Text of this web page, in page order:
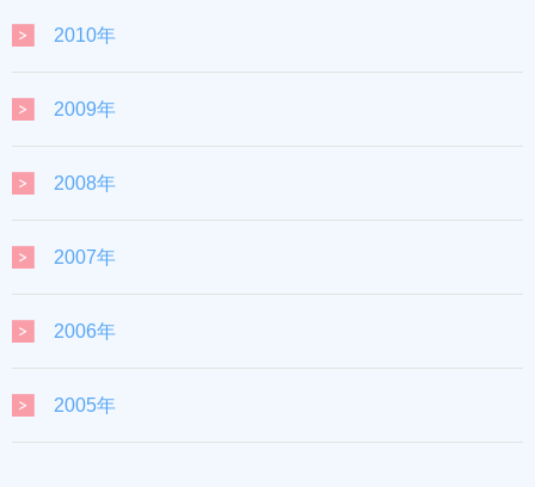
2010年
2009年
2008年
2007年
2006年
2005年